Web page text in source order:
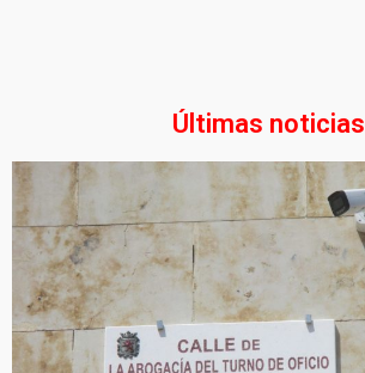
Últimas noticias